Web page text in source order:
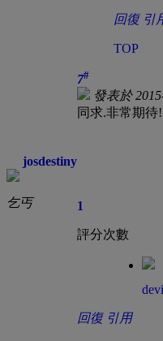
回復 引
TOP
josdestiny
乞丐
7#
發表於
同求.非常期待!
1
評分次數
回復 引用